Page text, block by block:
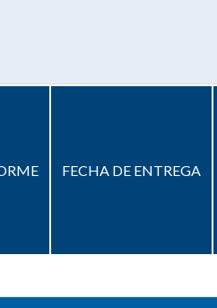
FECHA DE ENTREGA